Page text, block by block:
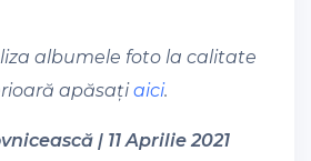
albumele foto la calitate
apăsațiaici.
| 11 Aprilie 2021